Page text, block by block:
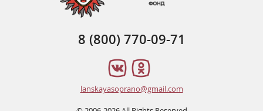
8 (800) 770-09-71
lanskayasoprano@gmail.com